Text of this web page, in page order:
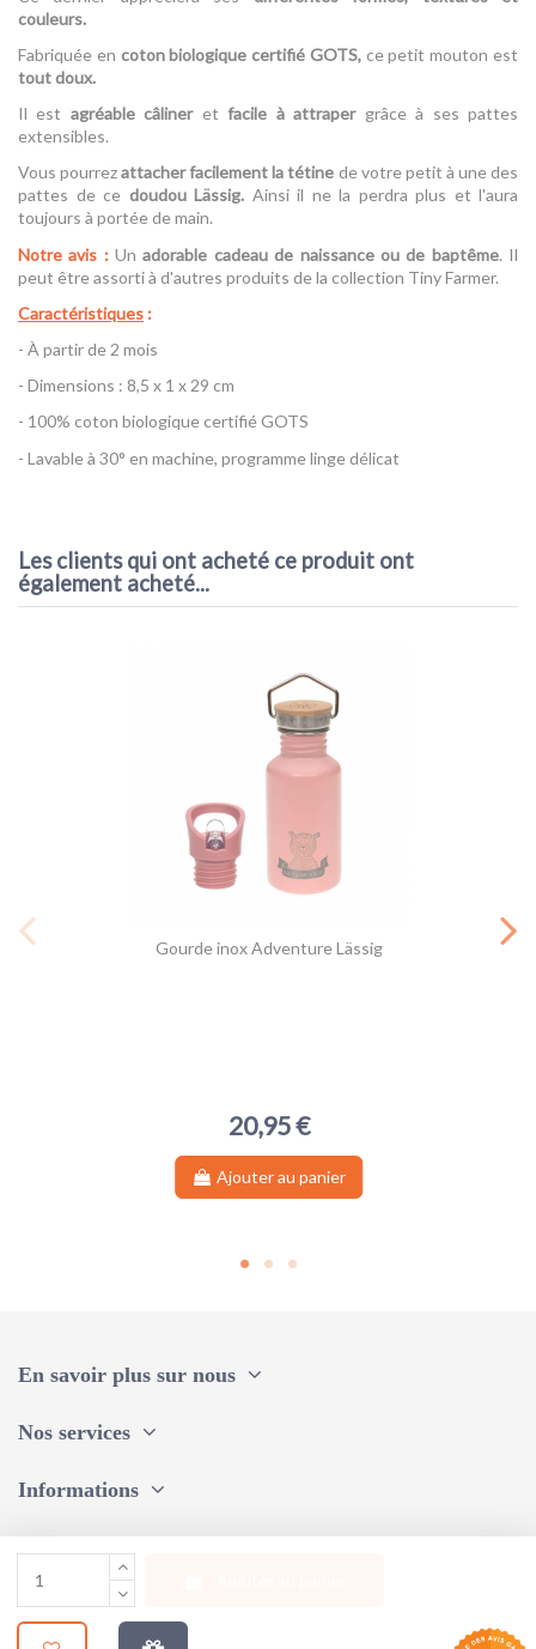
couleurs.
Fabriquée en coton biologique certifié GOTS,ce petit mouton est
tout doux.
Il est agréable câlineretfacile à attrapergrâce à ses pattes
extensibles.
Vous pourrezattacher facilement la tétine de votre petit à une des
pattes de ce doudou Lässig. Ainsi il ne la perdra plus et l'aura
toujours à portée de main.
Notre avis : Unadorable cadeau de naissance ou de baptême. Il
peut être assorti à d'autres produits de la collection Tiny Farmer.
Caractéristiques :
- À partir de 2 mois
- Dimensions : 8,5 x 1 x 29 cm
- 100% coton biologique certifié GOTS
- Lavable à 30° en machine, programme linge délicat
Les clients qui ont acheté ce produit ont
également acheté...
Gourde inox Adventure Lässig
20,95 €
Ajouter au panier
En savoir plus sur nous
Nos services
Informations
Suivez-nous